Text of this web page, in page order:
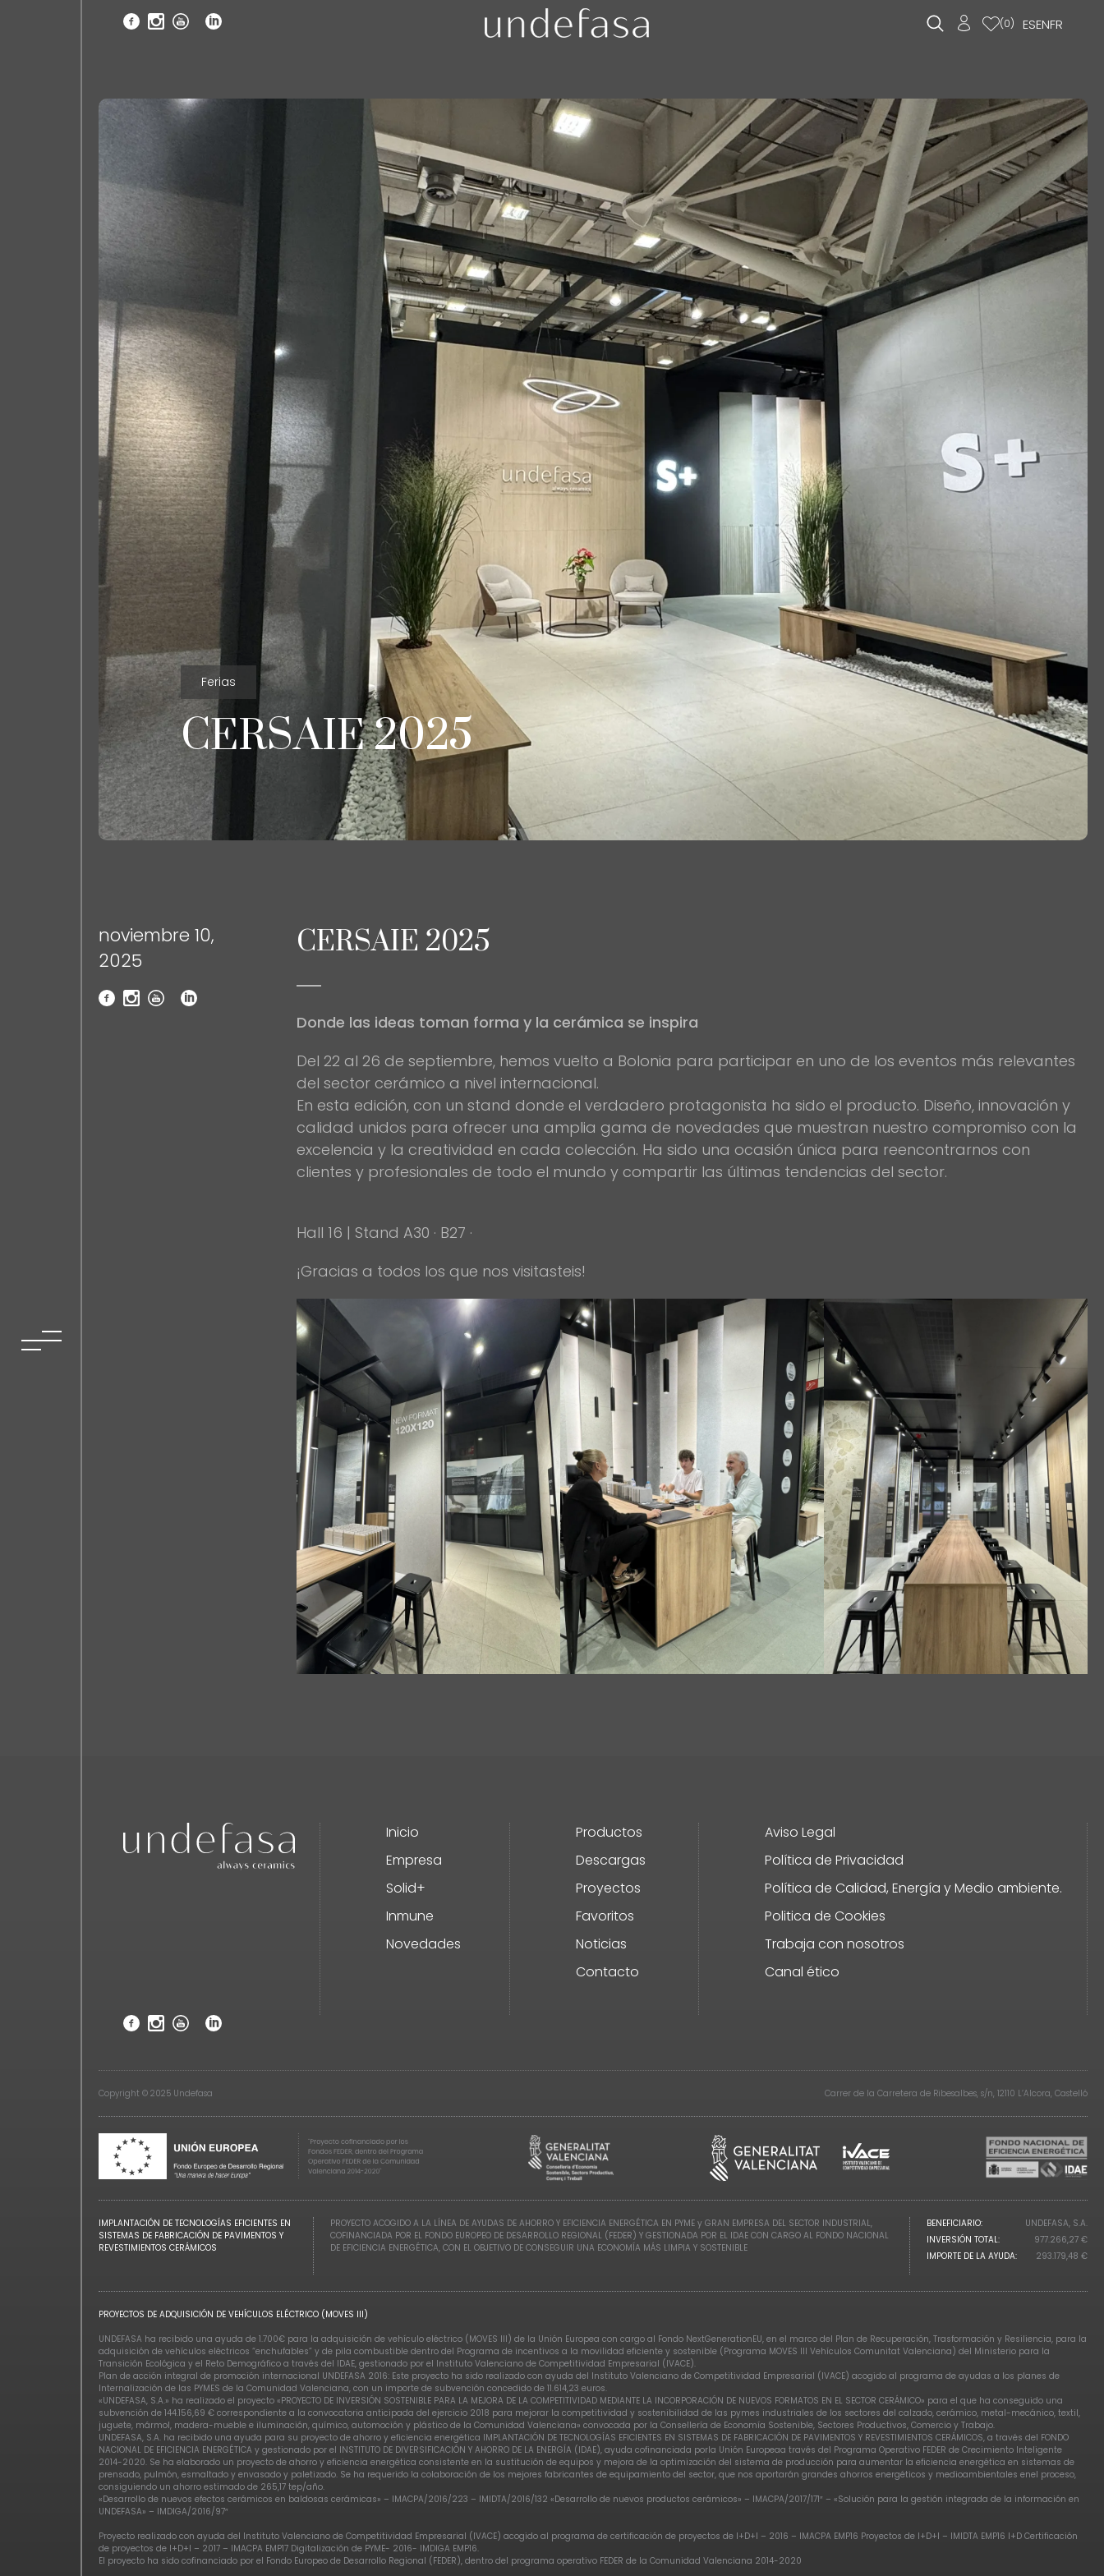
(0) ESENFR
inicio_
empresa_
novedades_
productos_
descargas_
proyectos_
trabaja con
nosotros__
contacto_
Ferias
CERSAIE 2025
noviembre 10,
2025
CERSAIE 2025
Donde las ideas toman forma y la cerámica se inspira
Del 22 al 26 de septiembre, hemos vuelto a Bolonia para participar en uno de los eventos más relevantes
del sector cerámico a nivel internacional.
En esta edición, con un stand donde el verdadero protagonista ha sido el producto. Diseño, innovación y
calidad unidos para ofrecer una amplia gama de novedades que muestran nuestro compromiso con la
excelencia y la creatividad en cada colección. Ha sido una ocasión única para reencontrarnos con
clientes y profesionales de todo el mundo y compartir las últimas tendencias del sector.
Hall 16 | Stand A30 · B27 ·
¡Gracias a todos los que nos visitasteis!
Inicio
Empresa
Solid+
Inmune
Novedades
Productos
Descargas
Proyectos
Favoritos
Noticias
Contacto
Aviso Legal
Política de Privacidad
Política de Calidad, Energía y Medio ambiente.
Politica de Cookies
Trabaja con nosotros
Canal ético
Copyright © 2025 Undefasa Carrer de la Carretera de Ribesalbes, s/n, 12110 L’Alcora, Castelló
IMPLANTACIÓN DE TECNOLOGÍAS EFICIENTES EN
SISTEMAS DE FABRICACIÓN DE PAVIMENTOS Y
REVESTIMIENTOS CERÁMICOS
PROYECTO ACOGIDO A LA LÍNEA DE AYUDAS DE AHORRO Y EFICIENCIA ENERGÉTICA EN PYME y GRAN EMPRESA DEL SECTOR INDUSTRIAL,
COFINANCIADA POR EL FONDO EUROPEO DE DESARROLLO REGIONAL (FEDER) Y GESTIONADA POR EL IDAE CON CARGO AL FONDO NACIONAL
DE EFICIENCIA ENERGÉTICA, CON EL OBJETIVO DE CONSEGUIR UNA ECONOMÍA MÁS LIMPIA Y SOSTENIBLE
BENEFICIARIO:
UNDEFASA, S.A.
INVERSIÓN TOTAL:
977.266,27 €
IMPORTE DE LA AYUDA:
293.179,48 €
PROYECTOS DE ADQUISICIÓN DE VEHÍCULOS ELÉCTRICO (MOVES III)
UNDEFASA ha recibido una ayuda de 1.700€ para la adquisición de vehículo eléctrico (MOVES III) de la Unión Europea con cargo al Fondo NextGenerationEU, en el marco del Plan de Recuperación, Trasformación y Resiliencia, para la
adquisición de vehículos eléctricos “enchufables” y de pila combustible dentro del Programa de incentivos a la movilidad eficiente y sostenible (Programa MOVES III Vehículos Comunitat Valenciana) del Ministerio para la
Transición Ecológica y el Reto Demográfico a través del IDAE, gestionado por el Instituto Valenciano de Competitividad Empresarial (IVACE).
Plan de acción integral de promoción internacional UNDEFASA 2016: Este proyecto ha sido realizado con ayuda del Instituto Valenciano de Competitividad Empresarial (IVACE) acogido al programa de ayudas a los planes de
Internalización de las PYMES de la Comunidad Valenciana, con un importe de subvención concedido de 11.614,23 euros.
«UNDEFASA, S.A.» ha realizado el proyecto «PROYECTO DE INVERSIÓN SOSTENIBLE PARA LA MEJORA DE LA COMPETITIVIDAD MEDIANTE LA INCORPORACIÓN DE NUEVOS FORMATOS EN EL SECTOR CERÁMICO» para el que ha conseguido una
subvención de 144.156,69 € correspondiente a la convocatoria anticipada del ejercicio 2018 para mejorar la competitividad y sostenibilidad de las pymes industriales de los sectores del calzado, cerámico, metal-mecánico, textil,
juguete, mármol, madera-mueble e iluminación, químico, automoción y plástico de la Comunidad Valenciana» convocada por la Consellería de Economía Sostenible, Sectores Productivos, Comercio y Trabajo.
UNDEFASA, S.A. ha recibido una ayuda para su proyecto de ahorro y eficiencia energética IMPLANTACIÓN DE TECNOLOGÍAS EFICIENTES EN SISTEMAS DE FABRICACIÓN DE PAVIMENTOS Y REVESTIMIENTOS CERÁMICOS, a través del FONDO
NACIONAL DE EFICIENCIA ENERGÉTICA y gestionado por el INSTITUTO DE DIVERSIFICACIÓN Y AHORRO DE LA ENERGÍA (IDAE), ayuda cofinanciada porla Unión Europeaa través del Programa Operativo FEDER de Crecimiento Inteligente
2014-2020. Se ha elaborado un proyecto de ahorro y eficiencia energética consistente en la sustitución de equipos y mejora de la optimización del sistema de producción para aumentar la eficiencia energética en sistemas de
prensado, pulmón, esmaltado y envasado y paletizado. Se ha requerido la colaboración de los mejores fabricantes de equipamiento del sector, que nos aportarán grandes ahorros energéticos y medioambientales enel proceso,
consiguiendo un ahorro estimado de 265,17 tep/año.
«Desarrollo de nuevos efectos cerámicos en baldosas cerámicas» – IMACPA/2016/223 – IMIDTA/2016/132 «Desarrollo de nuevos productos cerámicos» – IMACPA/2017/171″ – «Solución para la gestión integrada de la información en
UNDEFASA» – IMDIGA/2016/97″
Proyecto realizado con ayuda del Instituto Valenciano de Competitividad Empresarial (IVACE) acogido al programa de certificación de proyectos de I+D+I – 2016 – IMACPA EMP16 Proyectos de I+D+I – IMIDTA EMP16 I+D Certificación
de proyectos de I+D+I – 2017 – IMACPA EMP17 Digitalización de PYME- 2016- IMDIGA EMP16.
El proyecto ha sido cofinanciado por el Fondo Europeo de Desarrollo Regional (FEDER), dentro del programa operativo FEDER de la Comunidad Valenciana 2014-2020